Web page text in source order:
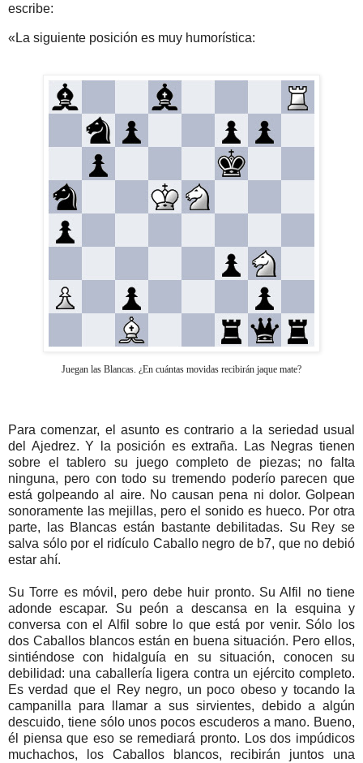
escribe:
«La siguiente posición es muy humorística:
Juegan las Blancas. ¿En cuántas movidas recibirán jaque mate?
Para comenzar, el asunto es contrario a la seriedad usual
del Ajedrez. Y la posición es extraña. Las Negras tienen
sobre el tablero su juego completo de piezas; no falta
ninguna, pero con todo su tremendo poderío parecen que
está golpeando al aire. No causan pena ni dolor. Golpean
sonoramente las mejillas, pero el sonido es hueco. Por otra
parte, las Blancas están bastante debilitadas. Su Rey se
salva sólo por el ridículo Caballo negro de b7, que no debió
estar ahí.
Su Torre es móvil, pero debe huir pronto. Su Alfil no tiene
adonde escapar. Su peón a descansa en la esquina y
conversa con el Alfil sobre lo que está por venir. Sólo los
dos Caballos blancos están en buena situación. Pero ellos,
sintiéndose con hidalguía en su situación, conocen su
debilidad: una caballería ligera contra un ejército completo.
Es verdad que el Rey negro, un poco obeso y tocando la
campanilla para llamar a sus sirvientes, debido a algún
descuido, tiene sólo unos pocos escuderos a mano. Bueno,
él piensa que eso se remediará pronto. Los dos impúdicos
muchachos, los Caballos blancos, recibirán juntos una